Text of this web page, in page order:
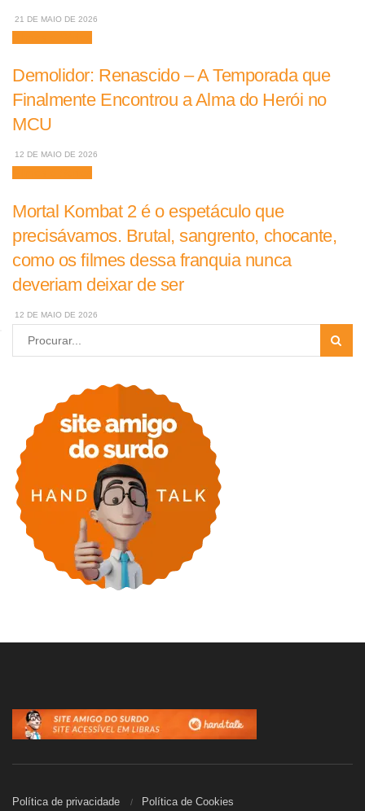
21 DE MAIO DE 2026
Demolidor: Renascido – A Temporada que
Finalmente Encontrou a Alma do Herói no
MCU
12 DE MAIO DE 2026
Mortal Kombat 2 é o espetáculo que
precisávamos. Brutal, sangrento, chocante,
como os filmes dessa franquia nunca
deveriam deixar de ser
12 DE MAIO DE 2026
Política de privacidade Política de Cookies